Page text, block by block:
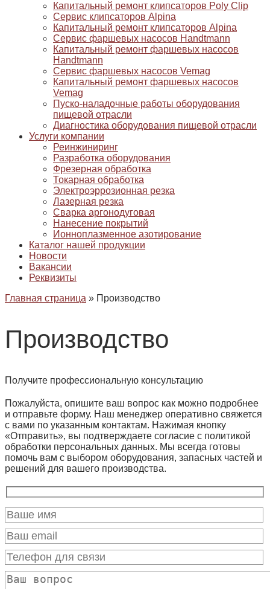
Капитальный ремонт клипсаторов Poly Clip
Сервис клипсаторов Alpina
Капитальный ремонт клипсаторов Alpina
Сервис фаршевых насосов Handtmann
Капитальный ремонт фаршевых насосов
Handtmann
Сервис фаршевых насосов Vemag
Капитальный ремонт фаршевых насосов
Vemag
Пуско-наладочные работы оборудования
пищевой отрасли
Диагностика оборудования пищевой отрасли
Услуги компании
Реинжиниринг
Разработка оборудования
Фрезерная обработка
Токарная обработка
Электроэррозионная резка
Лазерная резка
Сварка аргонодуговая
Нанесение покрытий
Ионноплазменное азотирование
Каталог нашей продукции
Новости
Вакансии
Реквизиты
Главная страница » Производство
Производство
Получите профессиональную консультацию
Пожалуйста, опишите ваш вопрос как можно подробнее
и отправьте форму. Наш менеджер оперативно свяжется
с вами по указанным контактам. Нажимая кнопку
«Отправить», вы подтверждаете согласие с политикой
обработки персональных данных. Мы всегда готовы
помочь вам с выбором оборудования, запасных частей и
решений для вашего производства.